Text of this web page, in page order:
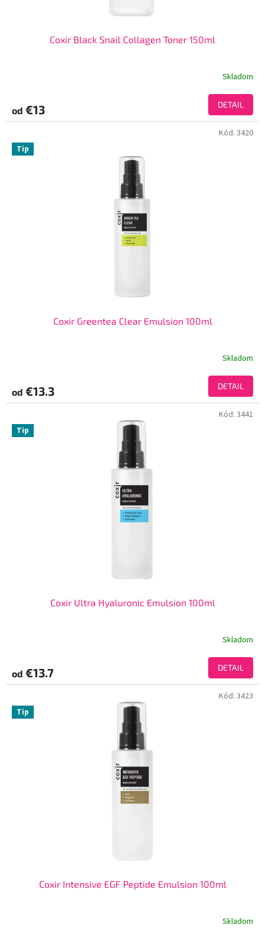
Coxir Black Snail Collagen Toner 150ml
Skladom
od €13 DETAIL
Tip
Coxir Greentea Clear Emulsion 100ml
Skladom
od €13.3 DETAIL
Kód: 3420
Tip
Coxir Ultra Hyaluronic Emulsion 100ml
Skladom
od €13.7 DETAIL
Kód: 3441
Tip
Coxir Intensive EGF Peptide Emulsion 100ml
Skladom
Kód: 3423